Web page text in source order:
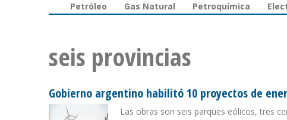
Petróleo Gas Natural Petroquímica
seis provincias
Gobierno argentino habilitó 10 proyectos de
Las obras son seis parques eólicos, tres